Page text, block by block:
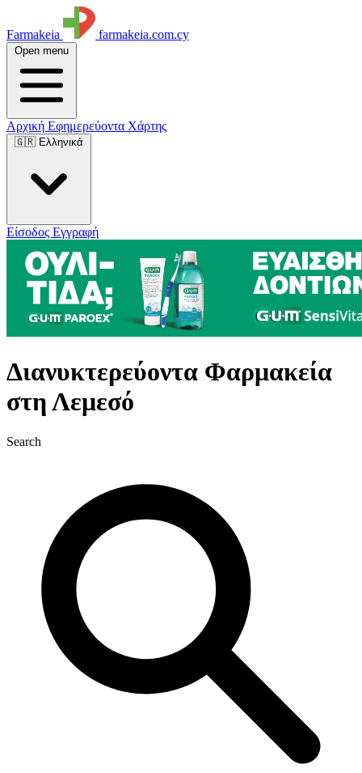
Farmakeia farmakeia.com.cy
Open menu
Αρχική Εφημερεύοντα Χάρτης
🇬🇷 Ελληνικά
Είσοδος Εγγραφή
Διανυκτερεύοντα Φαρμακεία
στη Λεμεσό
Search